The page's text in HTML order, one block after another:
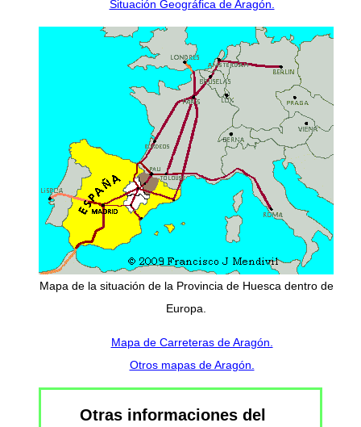
Situación Geográfica de Aragón.
Mapa de la situación de la Provincia de Huesca dentro de
Europa.
Mapa de Carreteras de Aragón.
Otros mapas de Aragón.
Otras informaciones del